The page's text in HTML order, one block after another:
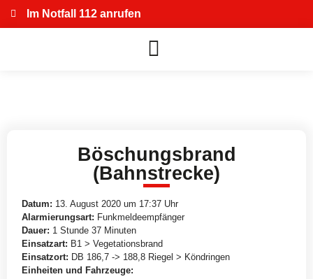
Im Notfall 112 anrufen
Böschungsbrand
(Bahnstrecke)
Datum: 13. August 2020 um 17:37 Uhr
Alarmierungsart: Funkmeldeempfänger
Dauer: 1 Stunde 37 Minuten
Einsatzart: B1 > Vegetationsbrand
Einsatzort: DB 186,7 -> 188,8 Riegel > Köndringen
Einheiten und Fahrzeuge: